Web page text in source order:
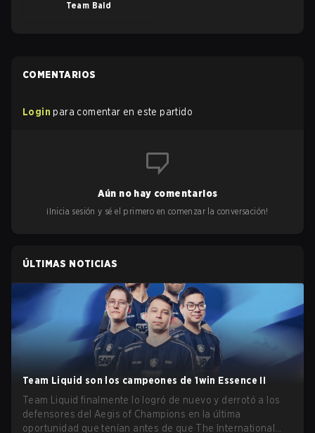
Team Bald
COMENTARIOS
Login para comentar en este partido
Aún no hay comentarios
¡Inicia sesión y sé el primero en comenzar la conversación!
ÚLTIMAS NOTICIAS
Team Liquid son los campeones de 1win Essence II
Team Liquid finalmente lo logró de nuevo y derrotó a los
defensores del Aegis of Champions en la última
oportunidad que tenían antes de que The International